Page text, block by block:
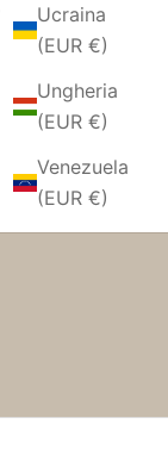
Ucraina
(EUR €)
Ungheria
(EUR €)
Venezuela
(EUR €)